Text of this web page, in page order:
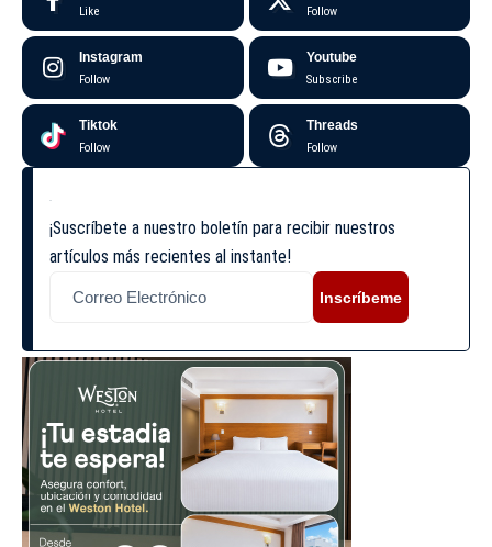
Like Follow
Instagram
Follow
Youtube
Subscribe
Tiktok
Follow
Threads
Follow
¡Suscríbete a nuestro boletín para recibir nuestros
artículos más recientes al instante!
Inscríbeme